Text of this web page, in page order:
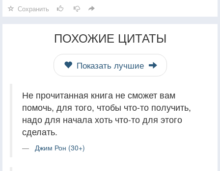
Сохранить
ПОХОЖИЕ ЦИТАТЫ
Показать лучшие
Не прочитанная книга не сможет вам
помочь, для того, чтобы что-то получить,
надо для начала хоть что-то для этого
сделать.
Джим Рон (30+)